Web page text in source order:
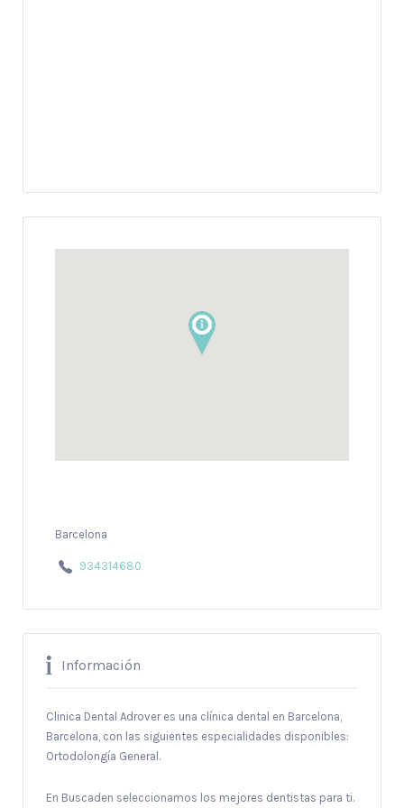
Barcelona
934314680
Información
Clinica Dental Adrover es una clínica dental en Barcelona,
Barcelona, con las siguientes especialidades disponibles:
Ortodolongía General.
En Buscaden seleccionamos los mejores dentistas para ti.